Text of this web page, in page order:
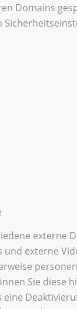
Domains
externe
und externe
Sie diese
eine